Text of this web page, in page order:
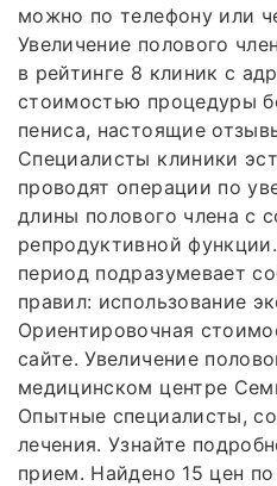
можно по телефону или
Увеличение полового
в рейтинге 8 клиник с
стоимостью процедуры
пениса, настоящие
Специалисты клиники
проводят операции по
длины полового члена с
репродуктивной
период подразумевает
правил: использование
Ориентировочная
сайте. Увеличение
медицинском центре
Опытные специалисты,
лечения. Узнайте
прием. Найдено 15 цен